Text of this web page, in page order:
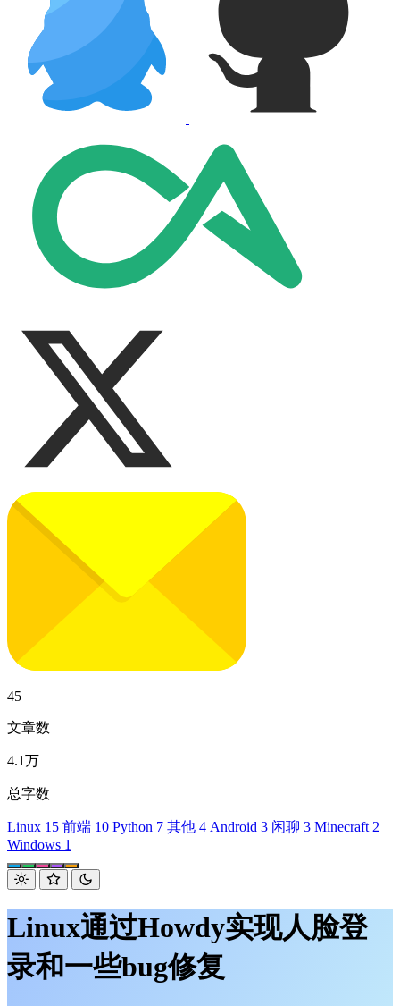
45
文章数
4.1万
总字数
Linux 15 前端 10 Python 7 其他 4 Android 3 闲聊 3 Minecraft 2
Windows 1
Linux通过Howdy实现人脸登
录和一些bug修复